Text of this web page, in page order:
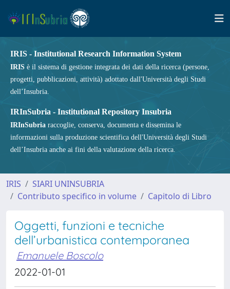
IRIS - Institutional Research Information System
IRIS è il sistema di gestione integrata dei dati della ricerca (persone,
progetti, pubblicazioni, attività) adottato dall'Università degli Studi
dell’Insubria.
IRInSubria - Institutional Repository Insubria
IRInSubria raccoglie, conserva, documenta e dissemina le
informazioni sulla produzione scientifica dell'Università degli Studi
dell’Insubria anche ai fini della valutazione della ricerca.
IRIS
SIARI UNINSUBRIA
Contributo specifico in volume
Capitolo di Libro
Oggetti, funzioni e tecniche
dell’urbanistica contemporanea
Emanuele Boscolo
2022-01-01